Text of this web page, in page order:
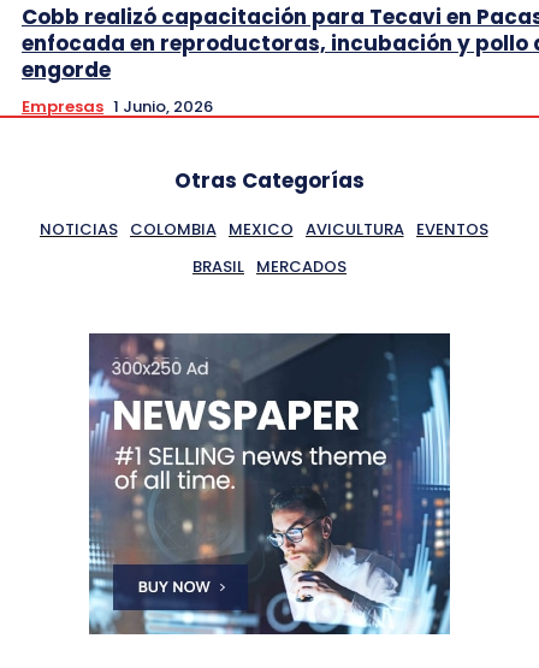
Cobb realizó capacitación para Tecavi en
enfocada en reproductoras, incubación y pollo
engorde
Empresas 1 Junio, 2026
Otras Categorías
NOTICIAS COLOMBIA MEXICO AVICULTURA
EVENTOS
BRASIL MERCADOS